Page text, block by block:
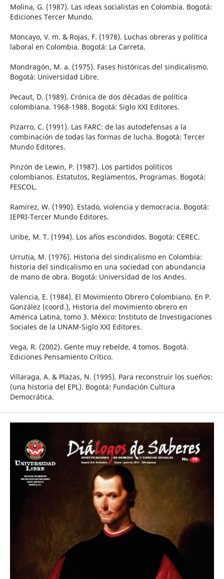
Molina, G. (1987). Las ideas socialistas en Colombia. Bogotá:
Ediciones Tercer Mundo.
Moncayo, V. m. & Rojas, F. (1978). Luchas obreras y política
laboral en Colombia. Bogotá: La Carreta.
Mondragón, M. a. (1975). Fases históricas del sindicalismo.
Bogotá: Universidad Libre.
Pecaut, D. (1989). Crónica de dos décadas de política
colombiana. 1968-1988. Bogotá: Siglo XXI Editores.
Pizarro, C. (1991). Las FARC: de las autodefensas a la
combinación de todas las formas de lucha. Bogotá: Tercer
Mundo Editores.
Pinzón de Lewin, P. (1987). Los partidos políticos
colombianos. Estatutos, Reglamentos, Programas. Bogotá:
FESCOL.
Ramírez, W. (1990). Estado, violencia y democracia. Bogotá:
IEPRI-Tercer Mundo Editores.
Uribe, M. T. (1994). Los años escondidos. Bogotá: CEREC.
Urrutia, M. (1976). Historia del sindicalismo en Colombia:
historia del sindicalismo en una sociedad con abundancia
de mano de obra. Bogotá: Universidad de los Andes.
Valencia, E. (1984). El Movimiento Obrero Colombiano. En P.
González (coord.), Historia del movimiento obrero en
América Latina, tomo 3. México: Instituto de Investigaciones
Sociales de la UNAM-Siglo XXI Editores.
Vega, R. (2002). Gente muy rebelde, 4 tomos. Bogotá.
Ediciones Pensamiento Crítico.
Villaraga, A. & Plazas, N. (1995). Para reconstruir los sueños:
(una historia del EPL). Bogotá: Fundación Cultura
Democrática.